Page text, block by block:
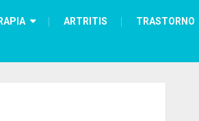
ARTRITIS TRASTORNO